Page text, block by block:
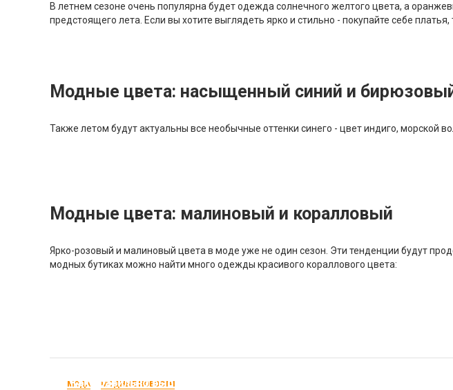
В летнем сезоне очень популярна будет одежда солнечного желтого цвета, а
предстоящего лета. Если вы хотите выглядеть ярко и стильно - покупайте себе
Модные цвета: насыщенный синий и
Также летом будут актуальны все необычные оттенки синего - цвет индиго, морской
Модные цвета: малиновый и коралловый
Ярко-розовый и малиновый цвета в моде уже не один сезон. Эти тенденции будут
модных бутиках можно найти много одежды красивого кораллового цвета:
МОДА МОДНЫЕ НОВОСТИ
Как правильно выбирать духи